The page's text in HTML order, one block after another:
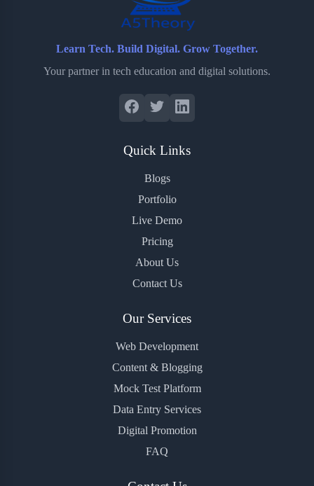
Learn Tech. Build Digital. Grow Together.
Your partner in tech education and digital solutions.
Quick Links
Blogs
Portfolio
Live Demo
Pricing
About Us
Contact Us
Our Services
Web Development
Content & Blogging
Mock Test Platform
Data Entry Services
Digital Promotion
FAQ